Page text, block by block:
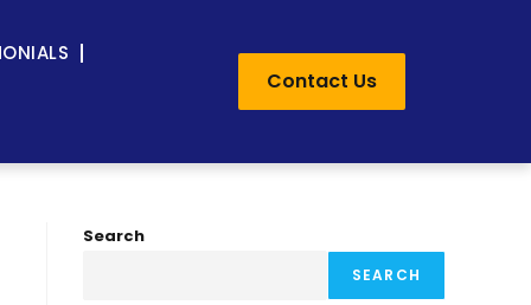
Contact Us
Search
SEARCH